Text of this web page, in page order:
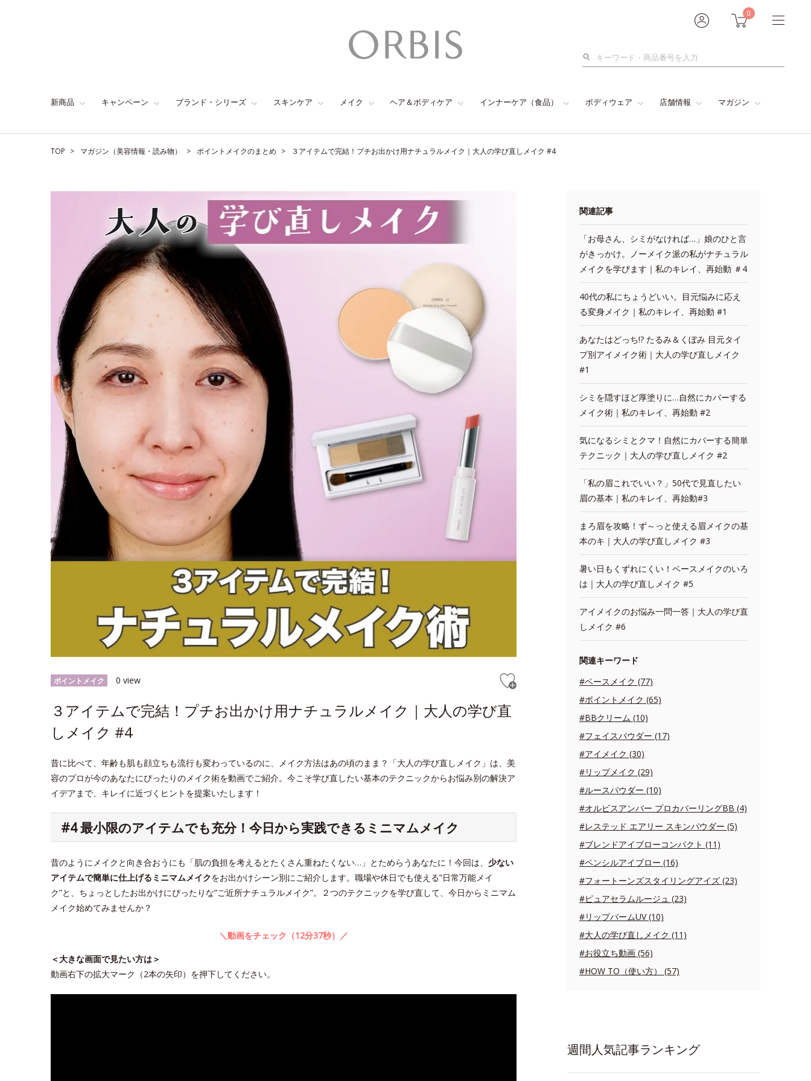
0
検
新商品 キャンペーン ブランド・シリーズ スキンケア メイク ヘア＆ボディケア インナーケア（食品） ボディウェア 店舗情報 マガジン
TOP マガジン（美容情報・読み物） ポイントメイクのまとめ ３アイテムで完結！プチお出かけ用ナチュラルメイク｜大人の学び直しメイク #4
ポイントメイク 0 view
３アイテムで完結！プチお出かけ用ナチュラルメイク｜大人の学び直
しメイク #4
昔に比べて、年齢も肌も顔立ちも流行も変わっているのに、メイク方法はあの頃のまま？「大人の学び直しメイク」は、美
容のプロが今のあなたにぴったりのメイク術を動画でご紹介。今こそ学び直したい基本のテクニックからお悩み別の解決ア
イデアまで、キレイに近づくヒントを提案いたします！
#4 最小限のアイテムでも充分！今日から実践できるミニマムメイク
昔のようにメイクと向き合おうにも「肌の負担を考えるとたくさん重ねたくない…」とためらうあなたに！今回は、 少ない
アイテムで簡単に仕上げるミニマムメイクをお出かけシーン別にご紹介します。職場や休日でも使える”日常万能メイ
ク”と、ちょっとしたお出かけにぴったりな”ご近所ナチュラルメイク”。２つのテクニックを学び直して、今日からミニマム
メイク始めてみませんか？
＼動画をチェック（12分37秒）／
＜大きな画面で見たい方は＞
動画右下の拡大マーク（2本の矢印）を押下してください。
関連記事
「お母さん、シミがなければ…」娘のひと言
がきっかけ。ノーメイク派の私がナチュラル
メイクを学びます｜私のキレイ、再始動 ＃4
40代の私にちょうどいい。目元悩みに応え
る変身メイク｜私のキレイ、再始動 #1
あなたはどっち!? たるみ＆くぼみ 目元タイ
プ別アイメイク術｜大人の学び直しメイク
#1
シミを隠すほど厚塗りに…自然にカバーする
メイク術｜私のキレイ、再始動 #2
気になるシミとクマ！自然にカバーする簡単
テクニック｜大人の学び直しメイク #2
「私の眉これでいい？」50代で見直したい
眉の基本｜私のキレイ、再始動#3
まろ眉を攻略！ず～っと使える眉メイクの基
本のキ｜大人の学び直しメイク #3
暑い日もくずれにくい！ベースメイクのいろ
は｜大人の学び直しメイク #5
アイメイクのお悩み一問一答｜大人の学び直
しメイク #6
関連キーワード
#ベースメイク (77)
#ポイントメイク (65)
#BBクリーム (10)
#フェイスパウダー (17)
#アイメイク (30)
#リップメイク (29)
#ルースパウダー (10)
#オルビスアンバー プロカバーリングBB (4)
#レステッド エアリー スキンパウダー (5)
#ブレンドアイブローコンパクト (11)
#ペンシルアイブロー (16)
#フォートーンズスタイリングアイズ (23)
#ピュアセラムルージュ (23)
#リップバームUV (10)
#大人の学び直しメイク (11)
#お役立ち動画 (56)
#HOW TO（使い方） (57)
週間人気記事ランキング